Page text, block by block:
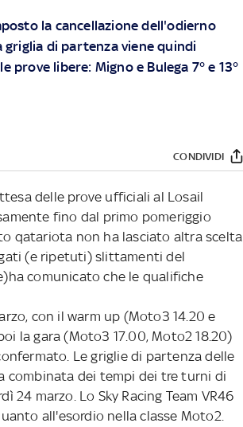
la cancellazione dell'odierno
di partenza viene quindi
prove libere: Migno e Bulega 7° e 13°
CONDIVIDI
delle prove ufficiali al Losail
fino dal primo pomeriggio
qatariota non ha lasciato altra scelta
(e ripetuti) slittamenti del
comunicato che le qualifiche
con il warm up (Moto3 14.20 e
la gara (Moto3 17.00, Moto2 18.20)
Le griglie di partenza delle
combinata dei tempi dei tre turni di
24 marzo. Lo Sky Racing Team VR46
all'esordio nella classe Moto2.